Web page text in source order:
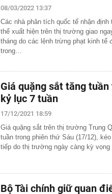
08/03/2022 13:37
Các nhà phân tích quốc tế nhận
thể xuất hiện trên thị trường giao
tháng do các lệnh trừng phạt kinh tế
trong…
Giá quặng sắt tăng
kỷ lục 7 tuần
17/12/2021 18:59
Giá quặng sắt trên thị trường Trung
tuần trong phiên thứ Sáu (17/12),
tiếp do thị trường ngày càng kỳ
Bộ Tài chính giữ quan